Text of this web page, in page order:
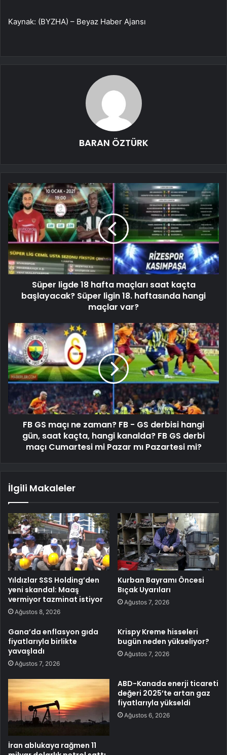
Kaynak: (BYZHA) – Beyaz Haber Ajansı
BARAN ÖZTÜRK
Süper ligde 18 hafta maçları saat kaçta
başlayacak? Süper ligin 18. haftasında hangi
maçlar var?
FB GS maçı ne zaman? FB - GS derbisi hangi
gün, saat kaçta, hangi kanalda? FB GS derbi
maçı Cumartesi mi Pazar mı Pazartesi mi?
İlgili Makaleler
Yıldızlar SSS Holding’den
yeni skandal: Maaş
vermiyor tazminat istiyor
Ağustos 8, 2026
Kurban Bayramı Öncesi
Bıçak Uyarıları
Ağustos 7, 2026
Gana’da enflasyon gıda
fiyatlarıyla birlikte
yavaşladı
Ağustos 7, 2026
Krispy Kreme hisseleri
bugün neden yükseliyor?
Ağustos 7, 2026
İran ablukaya rağmen 11
ABD-Kanada enerji ticareti
değeri 2025’te artan gaz
fiyatlarıyla yükseldi
Ağustos 6, 2026